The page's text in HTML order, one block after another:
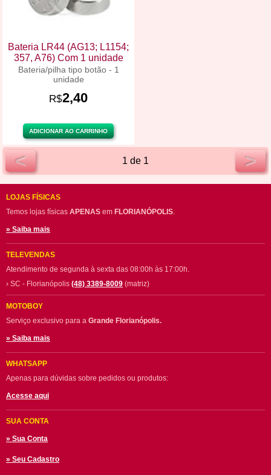
Bateria LR44 (AG13; L1154;
357, A76) Com 1 unidade
Bateria/pilha tipo botão - 1
unidade
R$2,40
ADICIONAR AO CARRINHO
< 1 de 1 >
LOJAS FÍSICAS
Temos lojas físicas APENAS em FLORIANÓPOLIS
» Saiba mais
TELEVENDAS
Atendimento de segunda à sexta das 08:00h às 17:00h.
› SC - Florianópolis (48) 3389-8009 (matriz)
MOTOBOY
Serviço exclusivo para a Grande Florianópolis.
» Saiba mais
WHATSAPP
Apenas para dúvidas sobre pedidos ou produtos:
Acesse aqui
SUA CONTA
» Sua Conta
» Seu Cadastro